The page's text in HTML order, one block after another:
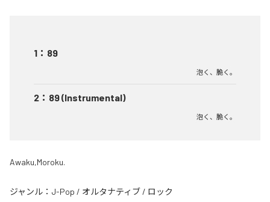
1 ： 89
泡く、脆く。
2 ： 89 (Instrumental)
泡く、脆く。
Awaku,Moroku.
ジャンル： J-Pop / オルタナティブ / ロック